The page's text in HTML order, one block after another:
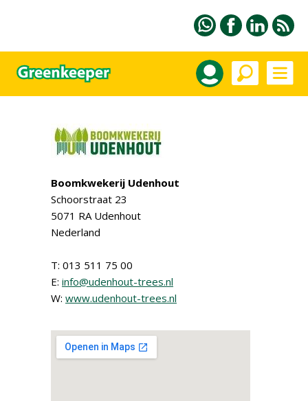
Boomkwekerij Udenhout
Schoorstraat 23
5071 RA Udenhout
Nederland
T: 013 511 75 00
E: info@udenhout-trees.nl
W: www.udenhout-trees.nl